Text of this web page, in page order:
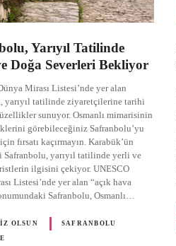
Yarıyıl Tatilinde
Doğa Severleri Bekliyor
Mirası Listesi’nde yer alan
yarıyıl tatilinde ziyaretçilerine tarihi
sunuyor. Osmanlı mimarisinin
görebileceğiniz Safranbolu’yu
fırsatı kaçırmayın. Karabük’ün
Safranbolu, yarıyıl tatilinde yerli ve
ilgisini çekiyor. UNESCO
Listesi’nde yer alan “açık hava
Safranbolu, Osmanlı…
OLSUN SAFRANBOLU